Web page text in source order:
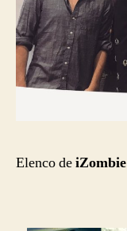
Elenco deiZombie